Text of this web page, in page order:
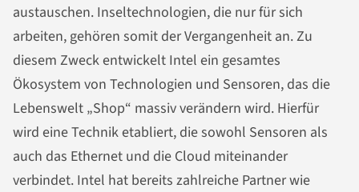
austauschen. Inseltechnologien, die nur für sich
arbeiten, gehören somit der Vergangenheit an. Zu
diesem Zweck entwickelt Intel ein gesamtes
Ökosystem von Technologien und Sensoren, das die
Lebenswelt „Shop“ massiv verändern wird. Hierfür
wird eine Technik etabliert, die sowohl Sensoren als
auch das Ethernet und die Cloud miteinander
verbindet. Intel hat bereits zahlreiche Partner wie